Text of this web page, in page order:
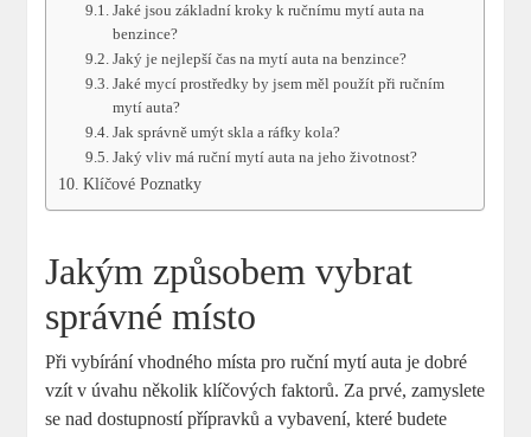
Jaké jsou základní kroky k ručnímu mytí auta na
benzince?
Jaký je nejlepší čas na mytí auta na benzince?
Jaké mycí prostředky by jsem měl použít při ručním
mytí auta?
Jak správně umýt skla a ráfky kola?
Jaký vliv má ruční mytí auta na jeho životnost?
Klíčové Poznatky
Jakým způsobem vybrat
správné místo
Při vybírání vhodného místa pro ruční mytí auta je dobré
vzít v úvahu několik klíčových faktorů. Za prvé, zamyslete
se nad dostupností přípravků a vybavení, které budete